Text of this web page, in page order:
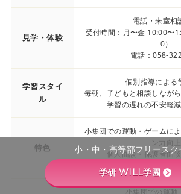
見学・体験
電話・来室相
受付時間：月〜金 10:00〜
0）
電話：058-
学習スタイ
ル
個別指導による
毎朝、子どもと相談しなが
学習の遅れの不安軽
特色
小集団での運動・ゲームに
ン力向上
個人面談・保護者面
一人ひとりに合わ
小集団での運動
小・中・高等部フリースク
学研 WILL学園